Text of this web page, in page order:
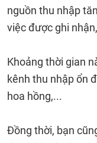
nguồn thu nhập
việc được ghi
Khoảng thời gian
kênh thu nhập ổn
hoa hồng,...
Đồng thời, bạn